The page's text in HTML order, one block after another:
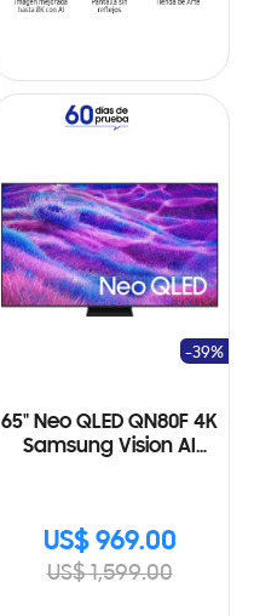
65" Neo QLED QN80F 4K
Samsung Vision AI
US$ 969.00
US$ 1,599.00
-39%